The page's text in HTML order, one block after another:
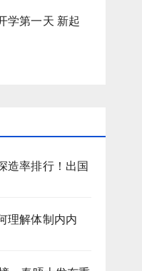
学第一天 新起
造率排行！出国
理解体制内内